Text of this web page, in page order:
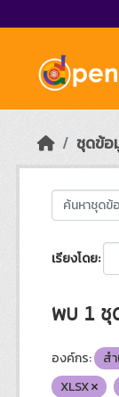
ชุดข้อ
เรียงโดย
พบ 1 ชุ
องค์กร: ส
XLSX